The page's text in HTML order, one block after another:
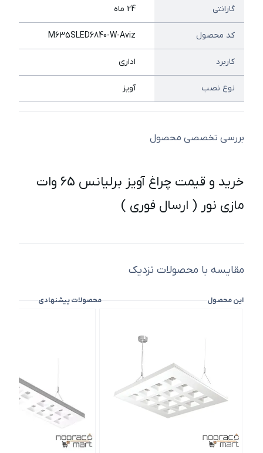
گارانتی 24 ماه
کد محصول M635SLED6840-W-Aviz
کاربرد اداری
نوع نصب آویز
بررسی تخصصی محصول
خرید و قیمت چراغ آویز برلیانس 65 وات
مازی نور ( ارسال فوری )
مقایسه با محصولات نزدیک
این محصول محصولات پیشنهادی